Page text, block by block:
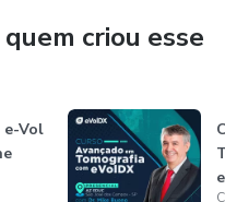
company in
software specialized
dental radiology
criou esse
Vol